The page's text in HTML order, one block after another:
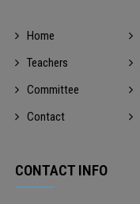
Home
Teachers
Committee
Contact
CONTACT INFO